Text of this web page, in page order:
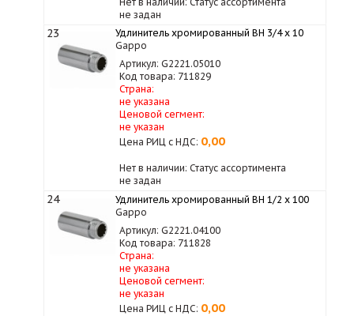
не задан
23
Удлинитель хромированный ВН 3/4 x 10
Gappo
Артикул: G2221.05010
Код товара: 711829
Страна:
не указана
Ценовой сегмент:
не указан
Цена РИЦ с НДС: 0,00
Нет в наличии: Статус ассортимента
не задан
24
Удлинитель хромированный ВН 1/2 х 100
Gappo
Артикул: G2221.04100
Код товара: 711828
Страна:
не указана
Ценовой сегмент:
не указан
Цена РИЦ с НДС: 0,00